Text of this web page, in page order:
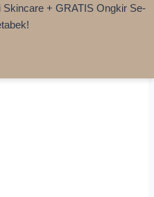
+ GRATIS Ongkir Se-